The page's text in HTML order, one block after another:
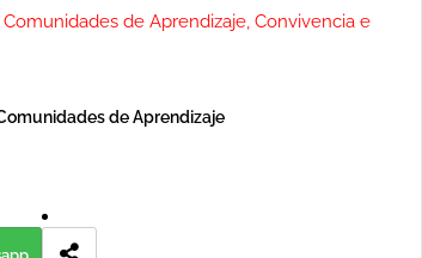
de Aprendizaje, Convivencia e
de Aprendizaje